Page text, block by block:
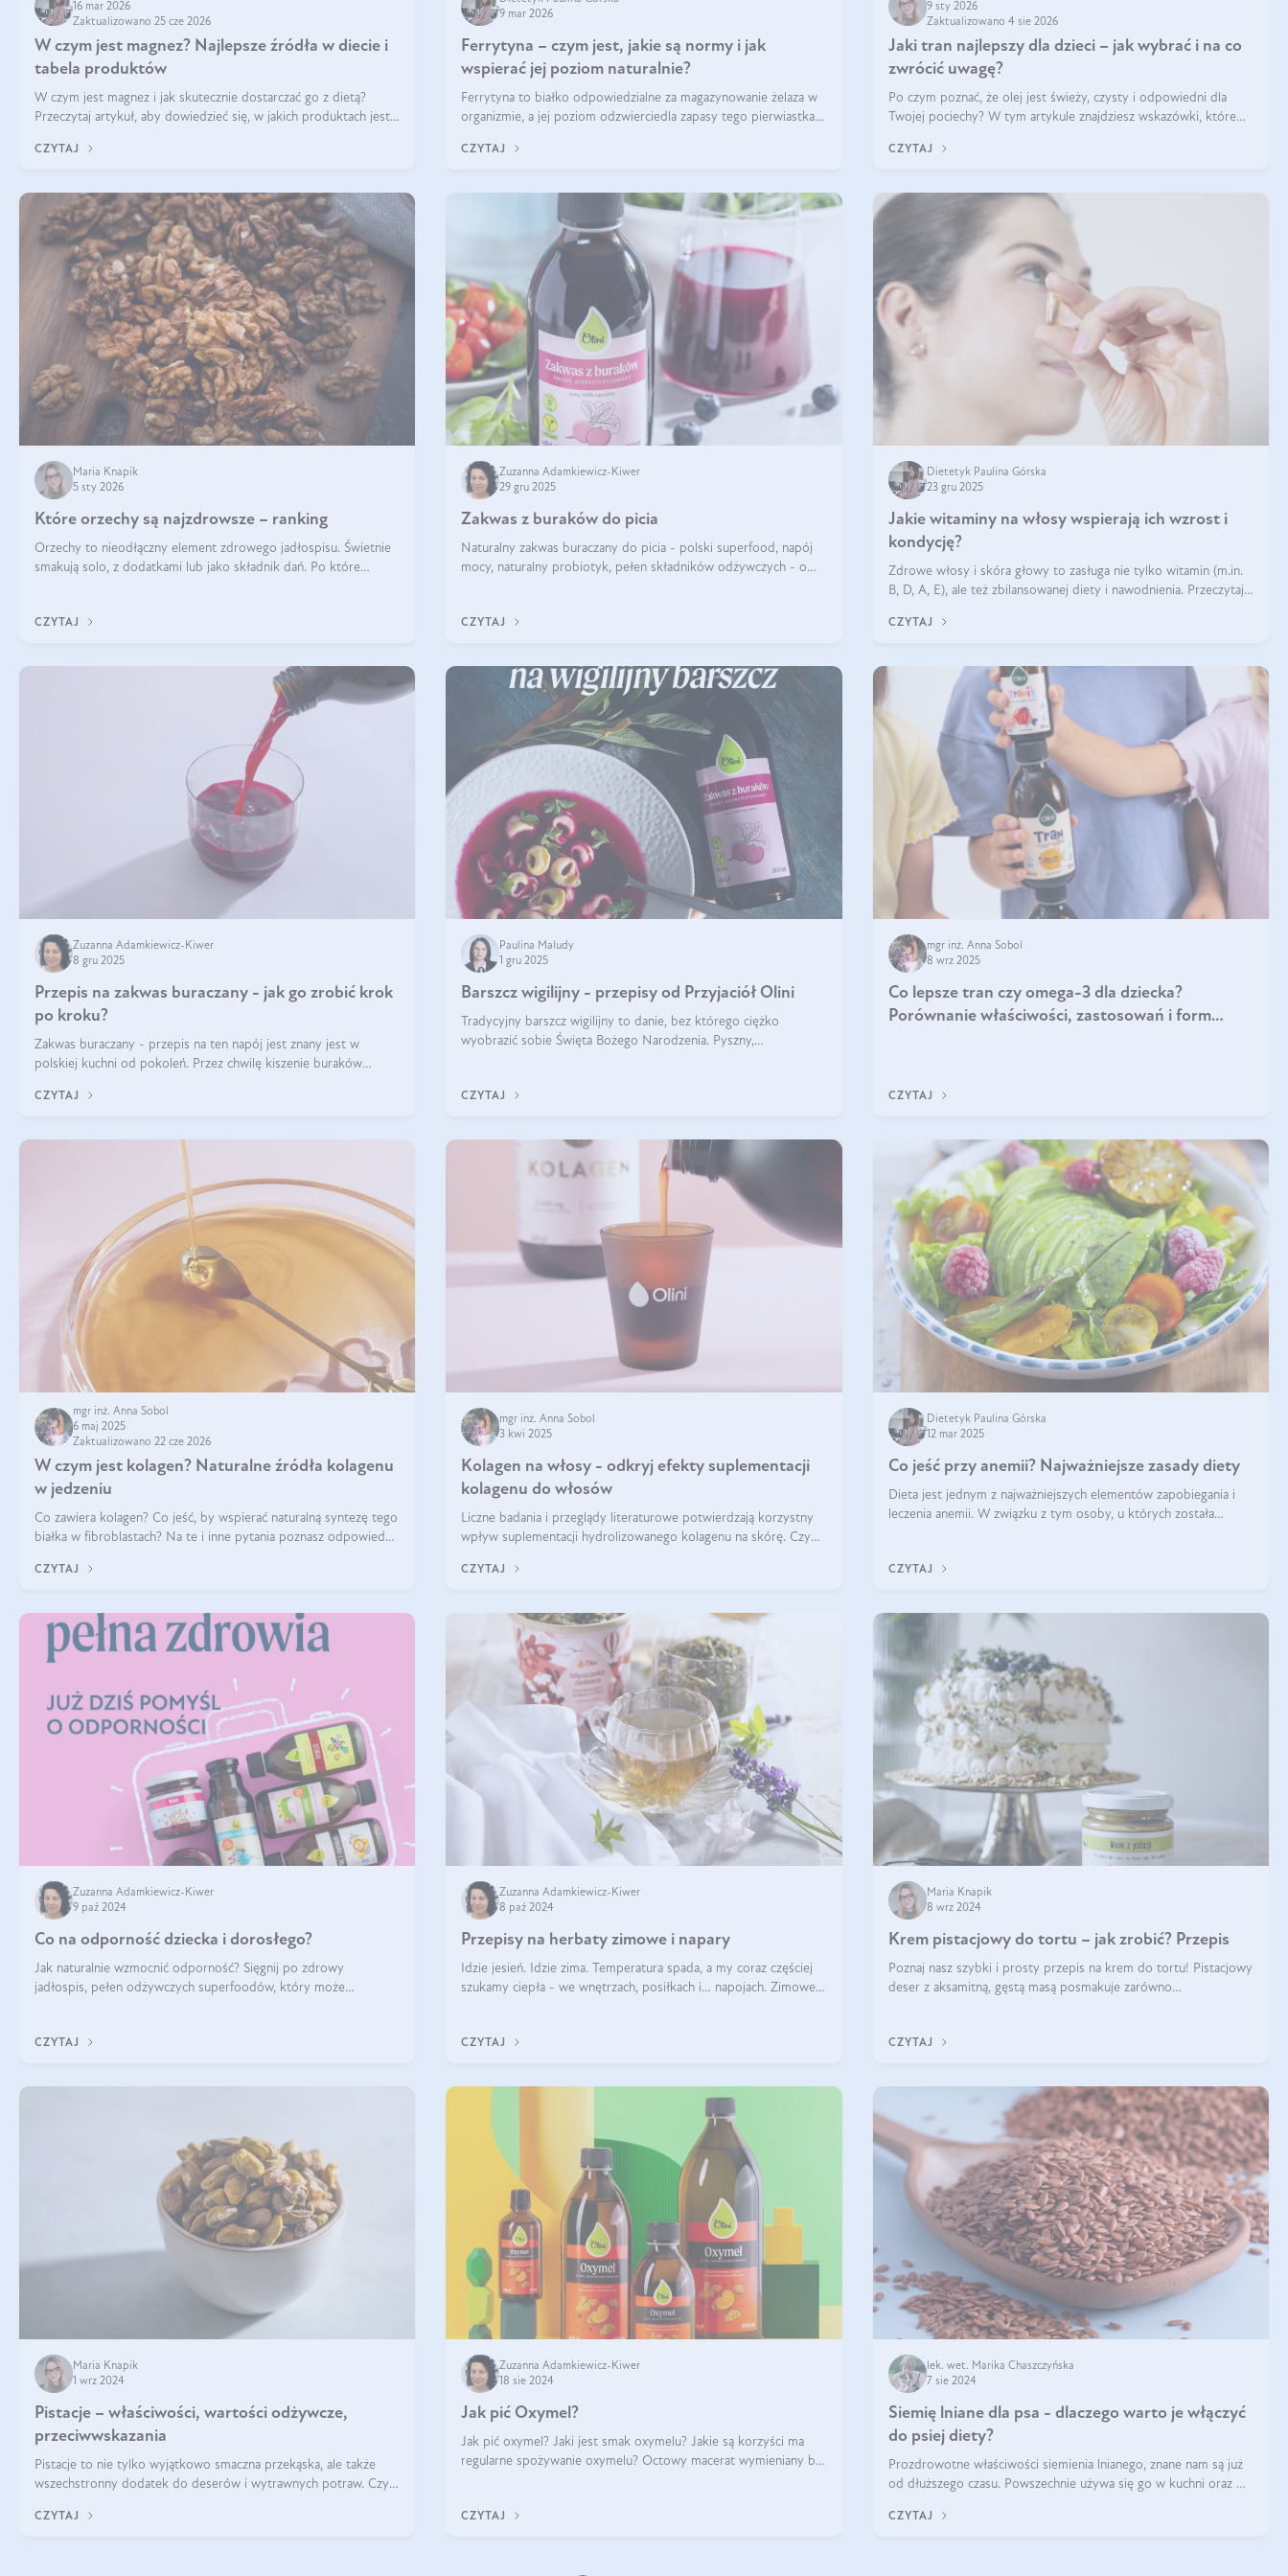
16 mar 2026
Zaktualizowano 25 cze 2026
W czym jest magnez? Najlepsze źródła w diecie i
tabela produktów
W czym jest magnez i jak skutecznie dostarczać go z dietą?
Przeczytaj artykuł, aby dowiedzieć się, w jakich produktach jest
CZYTAJ
9 mar 2026
Ferrytyna – czym jest, jakie są normy i jak
wspierać jej poziom naturalnie?
Ferrytyna to białko odpowiedzialne za magazynowanie żelaza w
organizmie, a jej poziom odzwierciedla zapasy tego pierwiastka.
ferrytyny daje objawy, które mogą utrudniać codzienne
CZYTAJ
9 sty 2026
Zaktualizowano 4 sie 2026
Jaki tran najlepszy dla dzieci – jak wybrać i na co
zwrócić uwagę?
Po czym poznać, że olej jest świeży, czysty i odpowiedni dla
Twojej pociechy? W tym artykule znajdziesz wskazówki, które
CZYTAJ
Maria Knapik
5 sty 2026
Które orzechy są najzdrowsze – ranking
Orzechy to nieodłączny element zdrowego jadłospisu. Świetnie
smakują solo, z dodatkami lub jako składnik dań. Po które
CZYTAJ
Zuzanna Adamkiewicz-Kiwer
29 gru 2025
Zakwas z buraków do picia
Naturalny zakwas buraczany do picia - polski superfood, napój
mocy, naturalny probiotyk, pełen składników odżywczych - o
CZYTAJ
Dietetyk Paulina Górska
23 gru 2025
Jakie witaminy na włosy wspierają ich wzrost i
kondycję?
Zdrowe włosy i skóra głowy to zasługa nie tylko witamin (m.in.
B, D, A, E), ale też zbilansowanej diety i nawodnienia. Przeczytaj
wypadanie włosów.
CZYTAJ
Zuzanna Adamkiewicz-Kiwer
8 gru 2025
Przepis na zakwas buraczany - jak go zrobić krok
po kroku?
Zakwas buraczany - przepis na ten napój jest znany jest w
polskiej kuchni od pokoleń. Przez chwilę kiszenie buraków
na fali popularności na
CZYTAJ
Paulina Maludy
1 gru 2025
Barszcz wigilijny - przepisy od Przyjaciół Olini
Tradycyjny barszcz wigilijny to danie, bez którego ciężko
wyobrazić sobie Święta Bożego Narodzenia. Pyszny,
CZYTAJ
mgr inż. Anna Sobol
8 wrz 2025
Co lepsze tran czy omega-3 dla dziecka?
Porównanie właściwości, zastosowań i form
CZYTAJ
mgr inż. Anna Sobol
6 maj 2025
Zaktualizowano 22 cze 2026
W czym jest kolagen? Naturalne źródła kolagenu
w jedzeniu
Co zawiera kolagen? Co jeść, by wspierać naturalną syntezę tego
białka w fibroblastach? Na te i inne pytania poznasz odpowiedź
CZYTAJ
mgr inż. Anna Sobol
3 kwi 2025
Kolagen na włosy - odkryj efekty suplementacji
kolagenu do włosów
Liczne badania i przeglądy literaturowe potwierdzają korzystny
wpływ suplementacji hydrolizowanego kolagenu na skórę. Czy
CZYTAJ
Dietetyk Paulina Górska
12 mar 2025
Co jeść przy anemii? Najważniejsze zasady diety
Dieta jest jednym z najważniejszych elementów zapobiegania i
leczenia anemii. W związku z tym osoby, u których została
CZYTAJ
Zuzanna Adamkiewicz-Kiwer
9 paź 2024
Co na odporność dziecka i dorosłego?
Jak naturalnie wzmocnić odporność? Sięgnij po zdrowy
jadłospis, pełen odżywczych superfoodów, który może
CZYTAJ
Zuzanna Adamkiewicz-Kiwer
8 paź 2024
Przepisy na herbaty zimowe i napary
Idzie jesień. Idzie zima. Temperatura spada, a my coraz częściej
szukamy ciepła - we wnętrzach, posiłkach i… napojach. Zimowe
CZYTAJ
Maria Knapik
8 wrz 2024
Krem pistacjowy do tortu – jak zrobić? Przepis
Poznaj nasz szybki i prosty przepis na krem do tortu! Pistacjowy
deser z aksamitną, gęstą masą posmakuje zarówno
CZYTAJ
Maria Knapik
1 wrz 2024
Pistacje – właściwości, wartości odżywcze,
przeciwwskazania
Pistacje to nie tylko wyjątkowo smaczna przekąska, ale także
wszechstronny dodatek do deserów i wytrawnych potraw. Czy
każdy może się ni
CZYTAJ
Zuzanna Adamkiewicz-Kiwer
18 sie 2024
Jak pić Oxymel?
Jak pić oxymel? Jaki jest smak oxymelu? Jakie są korzyści ma
regularne spożywanie oxymelu? Octowy macerat wymieniany był
CZYTAJ
lek. wet. Marika Chaszczyńska
7 sie 2024
Siemię lniane dla psa - dlaczego warto je włączyć
do psiej diety?
Prozdrowotne właściwości siemienia lnianego, znane nam są już
od dłuższego czasu. Powszechnie używa się go w kuchni oraz w
właściwości odn
CZYTAJ